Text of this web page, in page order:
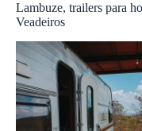
Lambuze, trailers para
Veadeiros